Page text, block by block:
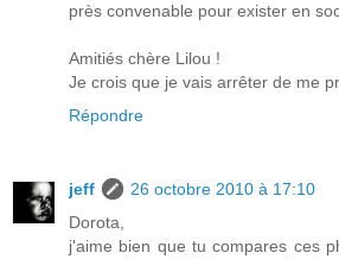
près convenable pour exister en
Amitiés chère Lilou !
Je crois que je vais arrêter de me
Répondre
jeff
26 octobre 2010 à 17:10
Dorota,
j'aime bien que tu compares ces